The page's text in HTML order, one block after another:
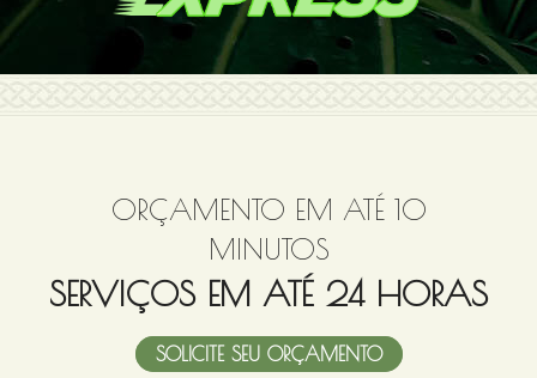
ORÇAMENTO EM ATÉ 10
MINUTOS
SERVIÇOS EM ATÉ 24 HORAS
SOLICITE SEU ORÇAMENTO